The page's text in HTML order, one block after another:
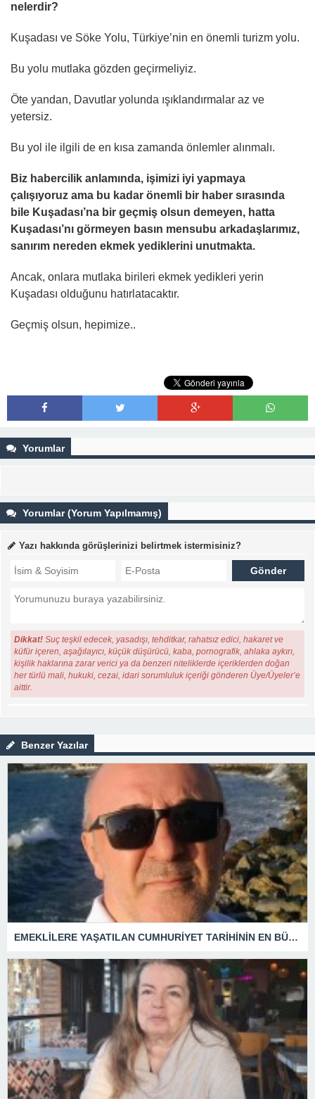
nelerdir?
Kuşadası ve Söke Yolu, Türkiye’nin en önemli turizm yolu.
Bu yolu mutlaka gözden geçirmeliyiz.
Öte yandan, Davutlar yolunda ışıklandırmalar az ve
yetersiz.
Bu yol ile ilgili de en kısa zamanda önlemler alınmalı.
Biz habercilik anlamında, işimizi iyi yapmaya
çalışıyoruz ama bu kadar önemli bir haber sırasında
bile Kuşadası’na bir geçmiş olsun demeyen, hatta
Kuşadası’nı görmeyen basın mensubu arkadaşlarımız,
sanırım nereden ekmek yediklerini unutmakta.
Ancak, onlara mutlaka birileri ekmek yedikleri yerin
Kuşadası olduğunu hatırlatacaktır.
Geçmiş olsun, hepimize..
Yorumlar
Yorumlar (Yorum Yapılmamış)
Yazı hakkında görüşlerinizi belirtmek istermisiniz?
Dikkat! Suç teşkil edecek, yasadışı, tehditkar, rahatsız edici, hakaret ve
küfür içeren, aşağılayıcı, küçük düşürücü, kaba, pornografik, ahlaka aykırı,
kişilik haklarına zarar verici ya da benzeri niteliklerde içeriklerden doğan
her türlü mali, hukuki, cezai, idari sorumluluk içeriği gönderen Üye/Üyeler’e
aittir.
Benzer Yazılar
EMEKLİLERE YAŞATILAN CUMHURİYET TARİHİNİN EN BÜYÜK ZULMÜNÜN DERİN ANALİZİ !